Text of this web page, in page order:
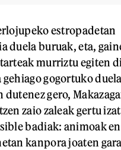
estropadetan
duela buruak, eta,
murriztu egiten
gogortuko
dutenez gero,
zaio zaleak gertu
badiak: animoak
kanpora joaten gara